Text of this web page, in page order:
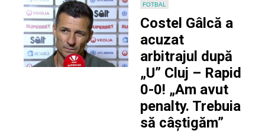
FOTBAL
Costel Gâlcă a
acuzat
arbitrajul după
„U” Cluj – Rapid
0-0! „Am avut
penalty. Trebuia
să câștigăm”